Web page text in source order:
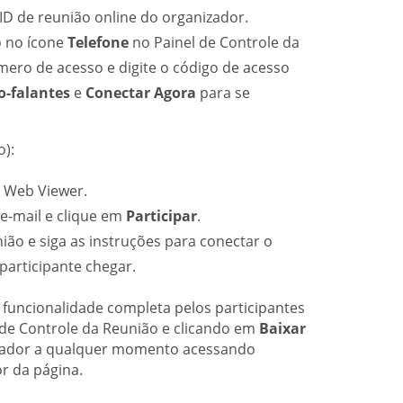
de reunião online do organizador.
no íconeTelefoneno Painel de Controle da
de acesso e digite o código de acesso
falantese Conectar Agora para se
Viewer.
mail e clique em Participar.
e siga as instruções para conectar o
chegar.
completa pelos participantes
Controle da Reunião e clicando em Baixar
a qualquer momento acessando
da página.